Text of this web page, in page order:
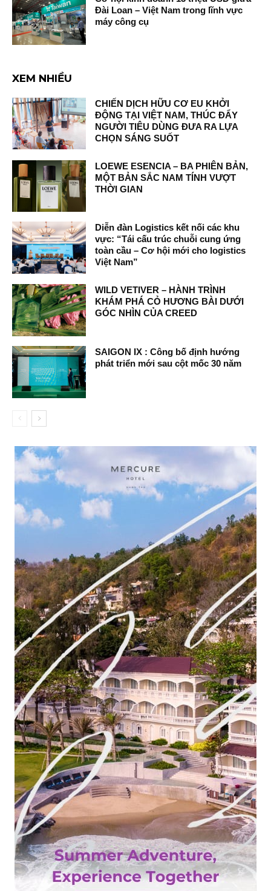
Đài Loan – Việt Nam trong lĩnh vực
máy công cụ
XEM NHIỀU
CHIẾN DỊCH HỮU CƠ EU KHỞI
ĐỘNG TẠI VIỆT NAM, THÚC ĐẨY
NGƯỜI TIÊU DÙNG ĐƯA RA LỰA
CHỌN SÁNG SUỐT
LOEWE ESENCIA – BA PHIÊN BẢN,
MỘT BẢN SẮC NAM TÍNH VƯỢT
THỜI GIAN
Diễn đàn Logistics kết nối các khu
vực: “Tái cấu trúc chuỗi cung ứng
toàn cầu – Cơ hội mới cho logistics
Việt Nam”
WILD VETIVER – HÀNH TRÌNH
KHÁM PHÁ CỎ HƯƠNG BÀI DƯỚI
GÓC NHÌN CỦA CREED
SAIGON IX : Công bố định hướng
phát triển mới sau cột mốc 30 năm